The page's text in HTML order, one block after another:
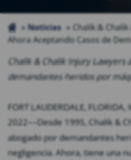
Noticias
Chalik &
Ahora Aceptando Casos de
Chalik & Chalik Injury Lawyers
demandantes heridos por
FORT LAUDERDALE, FLORIDA,
2022––Desde 1995, Chalik &
abogado por demandantes
negligencia. Ahora, tiene una